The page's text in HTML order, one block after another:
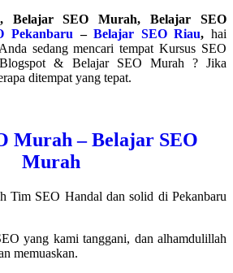
Belajar SEO Murah, Belajar SEO
Pekanbaru –Belajar SEO Riau, hai
sedang mencari tempat Kursus SEO
& Belajar SEO Murah ? Jika
ditempat yang tepat.
Murah – Belajar SEO
Murah
Tim SEO Handal dan solid di Pekanbaru
yang kami tanggani, dan alhamdulillah
memuaskan.